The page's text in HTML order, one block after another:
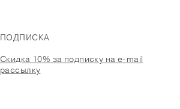
ПОДПИСКА
Скидка 10% за подписку на e-mail
рассылку